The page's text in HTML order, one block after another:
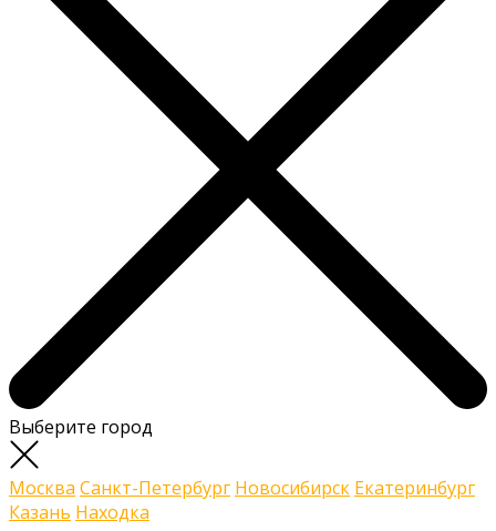
Выберите город
Москва Санкт-Петербург Новосибирск Екатеринбург
Казань Находка